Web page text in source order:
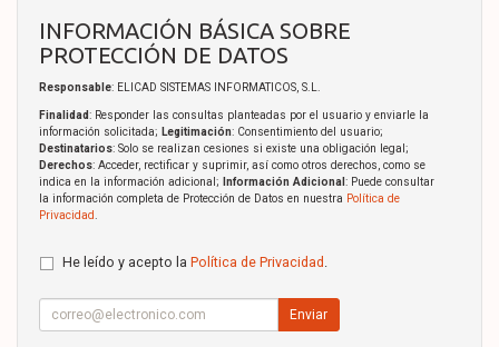
INFORMACIÓN BÁSICA SOBRE
PROTECCIÓN DE DATOS
Responsable: ELICAD SISTEMAS INFORMATICOS, S.L.
Finalidad: Responder las consultas planteadas por el usuario y enviarle la
información solicitada; Legitimación: Consentimiento del usuario;
Destinatarios: Solo se realizan cesiones si existe una obligación legal;
Derechos: Acceder, rectificar y suprimir, así como otros derechos, como se
indica en la información adicional;
Información Adicional : Puede consultar
la información completa de Protección de Datos en nuestra Política de
Privacidad
He leído y acepto la Política de Privacidad .
Enviar